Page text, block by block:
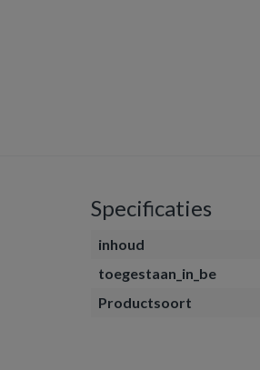
Specificaties
inhoud
toegestaan_in_be
Productsoort